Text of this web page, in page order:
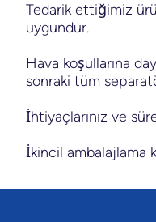
Tedarik ettiğimiz
uygundur.
Hava koşullarına
sonraki tüm
İhtiyaçlarınız ve
İkincil ambalajlama